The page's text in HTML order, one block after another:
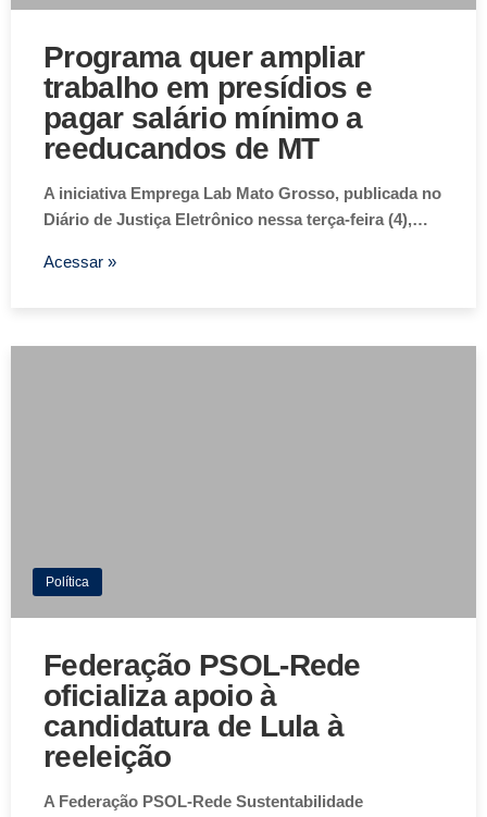
Programa quer ampliar
trabalho em presídios e
pagar salário mínimo a
reeducandos de MT
A iniciativa Emprega Lab Mato Grosso, publicada no
Diário de Justiça Eletrônico nessa terça-feira (4),…
Acessar »
Política
Federação PSOL-Rede
oficializa apoio à
candidatura de Lula à
reeleição
A Federação PSOL-Rede Sustentabilidade